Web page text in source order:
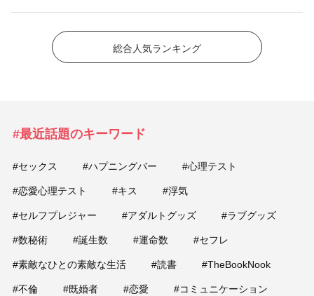
総合人気ランキング
#最近話題のキーワード
#セックス #ハプニングバー #心理テスト
#恋愛心理テスト #キス #浮気
#セルフプレジャー #アダルトグッズ #ラブグッズ
#数秘術 #誕生数 #運命数 #セフレ
#素敵なひとの素敵な生活 #読書 #TheBookNook
#不倫 #既婚者 #恋愛 #コミュニケーション